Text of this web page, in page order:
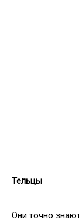
Тельцы
Они точно